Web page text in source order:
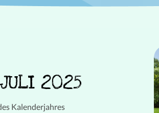
2025
Kalenderjahres